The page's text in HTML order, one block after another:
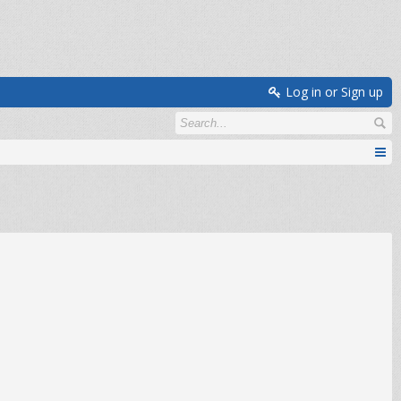
Log in or Sign up